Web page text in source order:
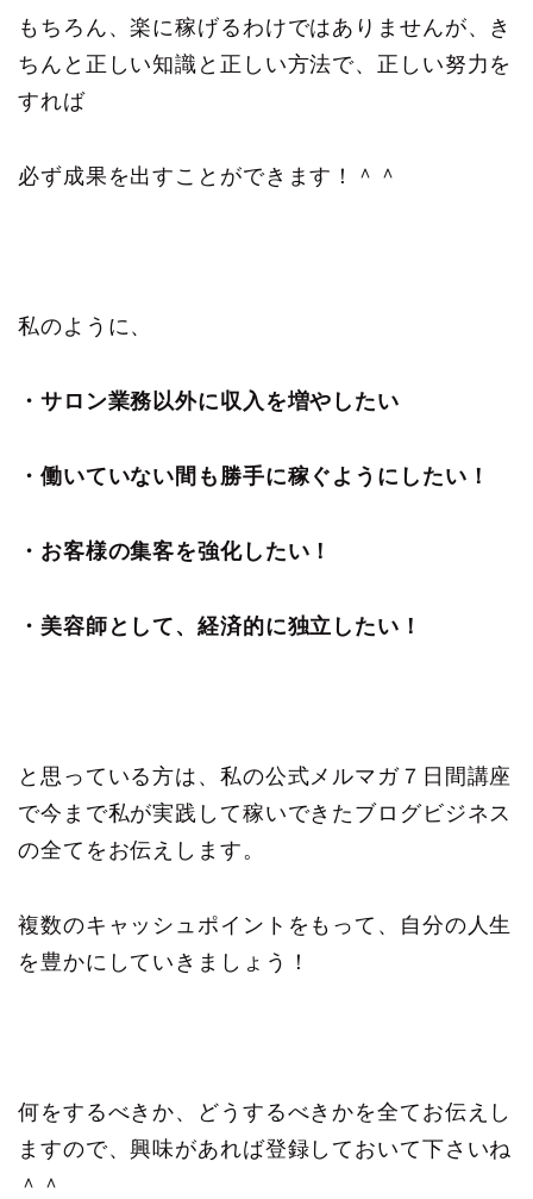
もちろん、楽に稼げるわけではありませんが、き
ちんと正しい知識と正しい方法で、正しい努力を
すれば
必ず成果を出すことができます！＾＾
私のように、
・サロン業務以外に収入を増やしたい
・働いていない間も勝手に稼ぐようにしたい！
・お客様の集客を強化したい！
・美容師として、経済的に独立したい！
と思っている方は、私の公式メルマガ７日間講座
で今まで私が実践して稼いできたブログビジネス
の全てをお伝えします。
複数のキャッシュポイントをもって、自分の人生
を豊かにしていきましょう！
何をするべきか、どうするべきかを全てお伝えし
ますので、興味があれば登録しておいて下さいね
＾＾